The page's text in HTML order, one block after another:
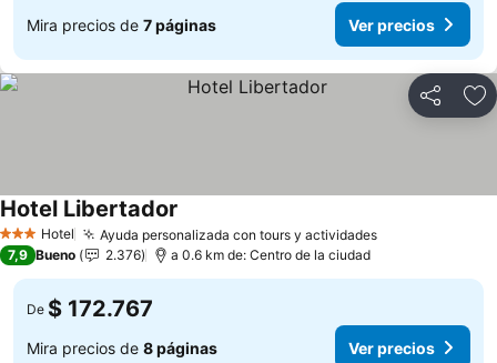
Mira precios de 7 páginas Ver precios
Compartir
3 Estrellas
Hotel Ayuda personalizada con tours y actividadesVer precios
Hotel Libertador
7,9 Bueno 2.376 a 0.6 km de: Centro de la ciudad
De $ 172.767
Mira precios de 8 páginas Ver precios